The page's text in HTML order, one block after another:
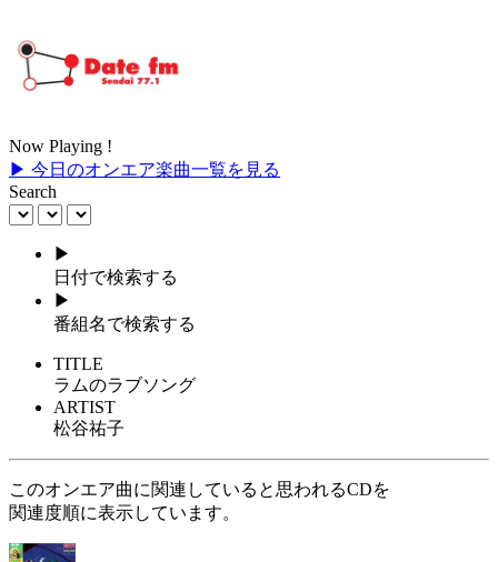
Now Playing !
▶ 今日のオンエア楽曲一覧を見る
Search
▶
日付で検索する
▶
番組名で検索する
TITLE
ラムのラブソング
ARTIST
松谷祐子
このオンエア曲に関連していると思われるCDを
関連度順に表示しています。